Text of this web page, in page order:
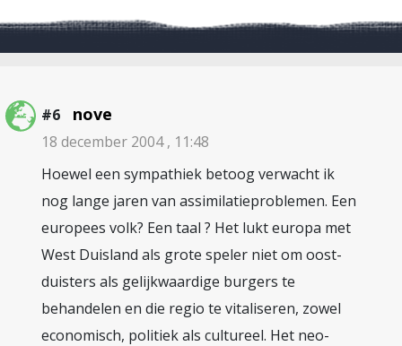
#6 nove
18 december 2004 , 11:48
Hoewel een sympathiek betoog verwacht ik
nog lange jaren van assimilatieproblemen. Een
europees volk? Een taal ? Het lukt europa met
West Duisland als grote speler niet om oost-
duisters als gelijkwaardige burgers te
behandelen en die regio te vitaliseren, zowel
economisch, politiek als cultureel. Het neo-